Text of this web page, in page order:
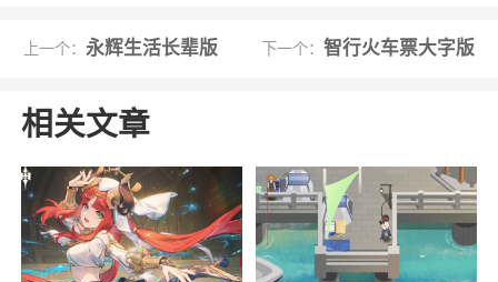
投出月票支持作品，投出后不可撤销。
【签到规则】
连签大奖可累积到10天、15天、20天、25天
2、补签可以计入连续签到，用户可以通过补
签获得全勤奖励
上一个： 永辉生活长辈版 下一个： 智行火车票大字版
相关文章